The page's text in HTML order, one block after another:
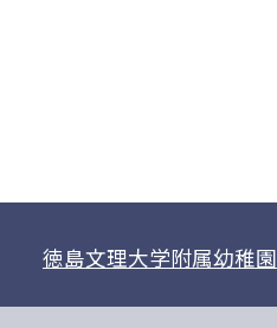
徳島文理大学附属幼稚園